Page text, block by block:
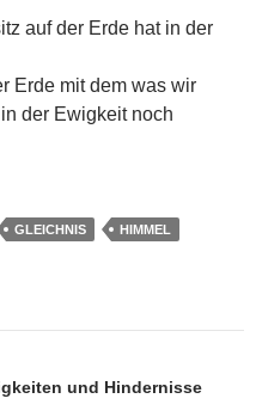
auf der Erde hat in der
Erde mit dem was wir
der Ewigkeit noch
GLEICHNIS
HIMMEL
und Hindernisse